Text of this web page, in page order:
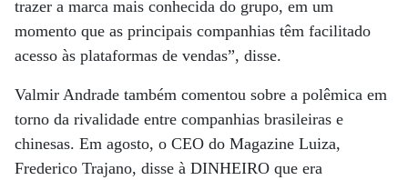
trazer a marca mais conhecida do grupo, em um
momento que as principais companhias têm facilitado
acesso às plataformas de vendas”, disse.
Valmir Andrade também comentou sobre a polêmica em
torno da rivalidade entre companhias brasileiras e
chinesas. Em agosto, o CEO do Magazine Luiza,
Frederico Trajano, disse à DINHEIRO que era